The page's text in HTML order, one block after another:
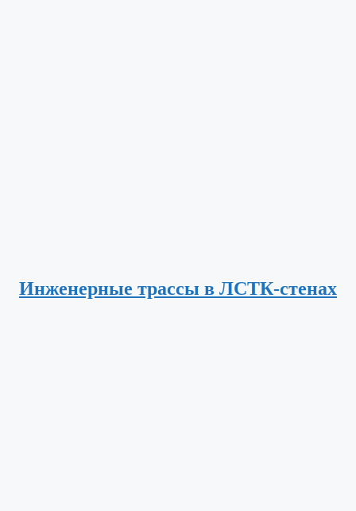
Инженерные трассы в ЛСТК-стенах